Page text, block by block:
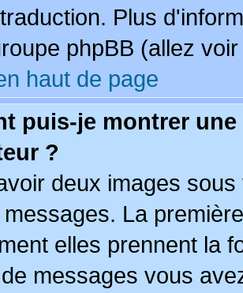
Plus
phpBB (allez
haut de page
puis-je montrer
?
deux images
La
elles prennent la
messages vous